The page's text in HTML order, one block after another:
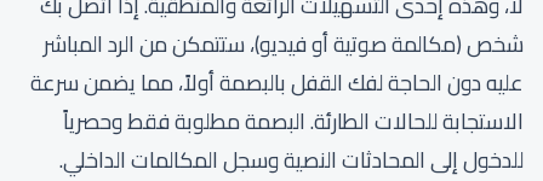
شخص (مكالمة صوتية أو فيديو)، ستتمكن من الرد المباشر
عليه دون الحاجة لفك القفل بالبصمة أولاً، مما يضمن سرعة
الاستجابة للحالات الطارئة. البصمة مطلوبة فقط وحصرياً
للدخول إلى المحادثات النصية وسجل المكالمات الداخلي.